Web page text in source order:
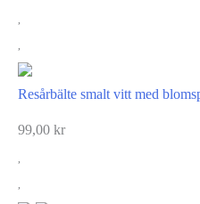
Resårbälte smalt vitt med
99,00 kr